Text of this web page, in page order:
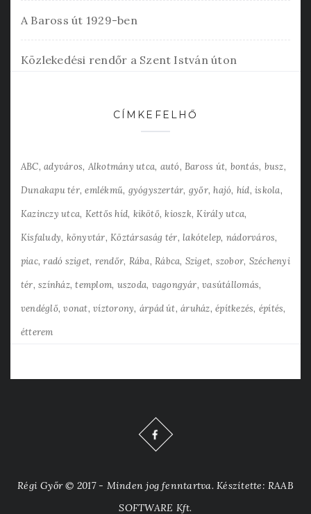
A Baross út 1929-ben
Közlekedési rendőr a Szent István úton
CÍMKEFELHŐ
ABC adyváros Alkotmány utca autó Baross út bontás busz
Dunakapu tér emlékmű gyógyszertár győr hajó híd iskola
Kazinczy utca Kettős híd kikötő kioszk Király utca
Kisfaludy könyvtár Köztársaság tér lakótelep nádorváros
piac radó sziget rendőr Rába Rábca Sziget szobor Széchenyi
tér színház templom uszoda vagongyár vasútállomás
vendéglő vonat víztorony árpád út áruház építkezés építés
étterem
Régi Győr © 2017 - Minden jog fenntartva. Készítette: RAAB
SOFTWARE Kft.